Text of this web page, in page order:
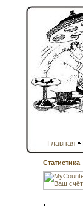
Главная
Статистика